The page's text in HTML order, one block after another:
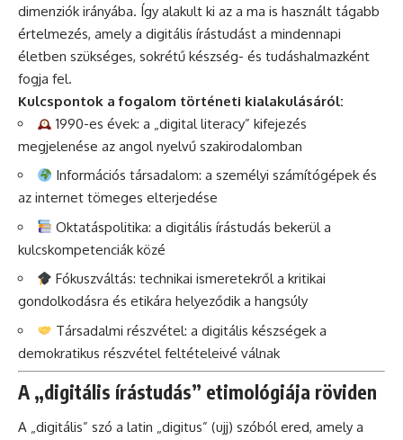
dimenziók irányába. Így alakult ki az a ma is használt tágabb
értelmezés, amely a digitális írástudást a mindennapi
életben szükséges, sokrétű készség- és tudáshalmazként
fogja fel.
Kulcspontok a fogalom történeti kialakulásáról:
1990-es évek: a „digital literacy” kifejezés
megjelenése az angol nyelvű szakirodalomban
Információs társadalom: a személyi számítógépek és
az internet tömeges elterjedése
Oktatáspolitika: a digitális írástudás bekerül a
kulcskompetenciák közé
Fókuszváltás: technikai ismeretekről a kritikai
gondolkodásra és etikára helyeződik a hangsúly
Társadalmi részvétel: a digitális készségek a
demokratikus részvétel feltételeivé válnak
A „digitális írástudás” etimológiája röviden
A „digitális” szó a latin „digitus” (ujj) szóból ered, amely a